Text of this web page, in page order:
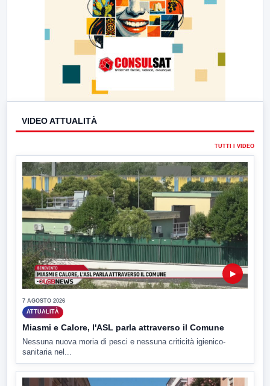
VIDEO ATTUALITÀ
TUTTI I VIDEO
▶
7 AGOSTO 2026
ATTUALITÀ
Miasmi e Calore, l'ASL parla attraverso il Comune
Nessuna nuova moria di pesci e nessuna criticità igienico-
sanitaria nel...